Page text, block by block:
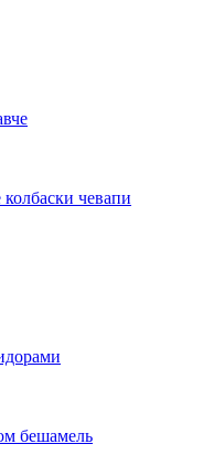
чевапи
бешамель